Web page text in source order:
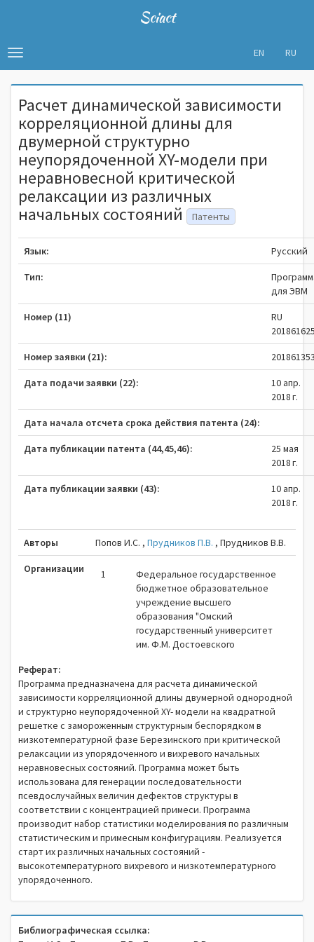
Sciact
Toggle
navigation
EN RU
Расчет динамической зависимости
корреляционной длины для
двумерной структурно
неупорядоченной XY-модели при
неравновесной критической
релаксации из различных
начальных состояний
Патенты
Язык: Русский
Тип:
для ЭВМ
Номер (11)
RU
Номер заявки (21):
Дата подачи заявки (22):
10 апр.
2018 г.
Дата начала отсчета срока действия патента (24):
Дата публикации патента (44,45,46):
25 мая
2018 г.
Дата публикации заявки (43):
10 апр.
2018 г.
Авторы Попов И.С. , Прудников П.В. , Прудников В.В.
Организации 1
Федеральное государственное
бюджетное образовательное
учреждение высшего
образования "Омский
государственный университет
им. Ф.М. Достоевского
Реферат:
Программа предназначена для расчета динамической
зависимости корреляционной длины двумерной однородной
и структурно неупорядоченной XY- модели на квадратной
решетке с замороженным структурным беспорядком в
низкотемпературной фазе Березинского при критической
релаксации из упорядоченного и вихревого начальных
неравновесных состояний. Программа может быть
использована для генерации последовательности
псевдослучайных величин дефектов структуры в
соответствии с концентрацией примеси. Программа
производит набор статистики моделирования по различным
статистическим и примесным конфигурациям. Реализуется
старт их различных начальных состояний -
высокотемпературного вихревого и низкотемпературного
упорядоченного.
Библиографическая ссылка: